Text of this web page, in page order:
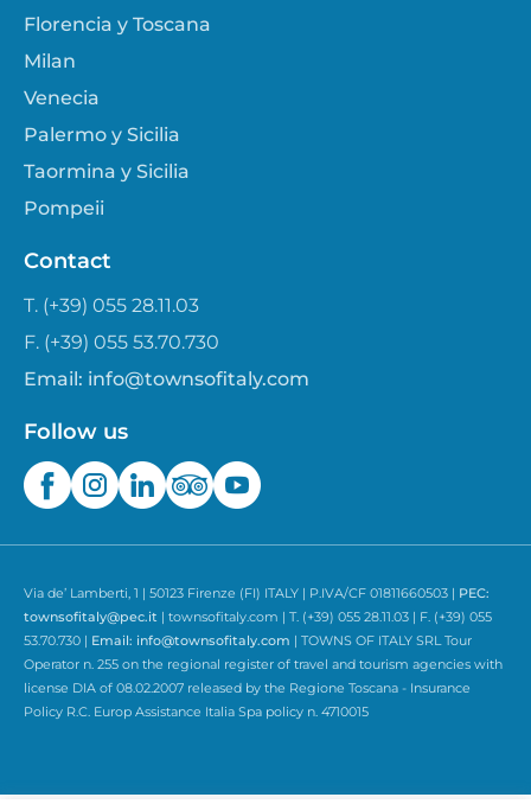
Florencia y Toscana
Milan
Venecia
Palermo y Sicilia
Taormina y Sicilia
Pompeii
Contact
T. (+39) 055 28.11.03
F. (+39) 055 53.70.730
Email: info@townsofitaly.com
Follow us
Via de’ Lamberti, 1 | 50123 Firenze (FI) ITALY | P.IVA/CF 01811660503 | PEC:
townsofitaly@pec.it | townsofitaly.com | T. (+39) 055 28.11.03 | F. (+39) 055
53.70.730 | Email: info@townsofitaly.com | TOWNS OF ITALY SRL Tour
Operator n. 255 on the regional register of travel and tourism agencies with
license DIA of 08.02.2007 released by the Regione Toscana - Insurance
Policy R.C. Europ Assistance Italia Spa policy n. 4710015